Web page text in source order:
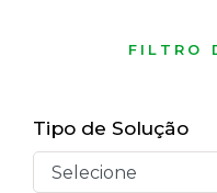
FILTRO
Tipo de Solução